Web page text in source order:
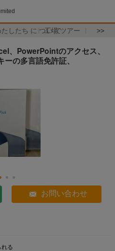
たしたち に つい て工場 ツアー >>
、PowerPointのアクセス、
の多言語免許証、
お問い合わせ
る